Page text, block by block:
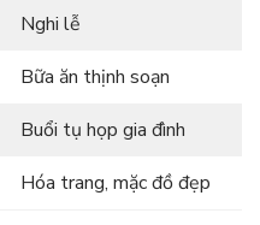
Nghi lễ
Bữa ăn thịnh soạn
Buổi tụ họp gia đình
Hóa trang, mặc đồ đẹp